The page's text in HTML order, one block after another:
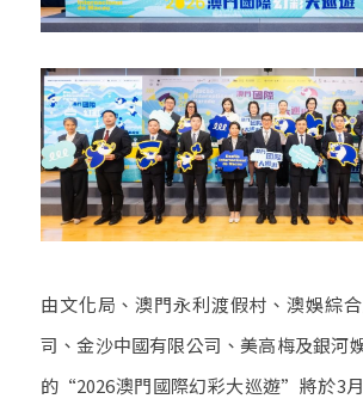
由文化局、澳門永利渡假村、澳娛綜
司、金沙中國有限公司、美高梅及銀河
的“2026澳門國際幻彩大巡遊”將於3